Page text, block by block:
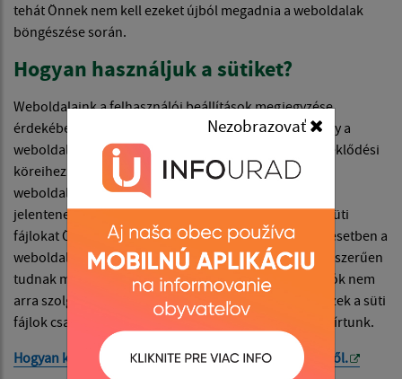
Nezobrazovať
tehát Önnek nem kell ezeket újból megadnia a weboldalak
böngészése során.
Hogyan használjuk a sütiket?
Weboldalaink a felhasználói beállítások megjegyzése
érdekében használják a süti fájlokat, illetve azért, hogy a
weboldalak jobban alkalmazkodjanak a látogató érdeklődési
köreihez. Noha a sütik nem feltétlenül szükségesek a
weboldal működéséhez, magasabb szintű kényelmet
jelentenek a weboldalakra látogatás során. Ezeket a süti
fájlokat Ön eltávolíthatja vagy blokkolhatja, ám ilyen esetben a
weboldal egyes funkciói nem biztos, hogy rendeltetésszerűen
tudnak működni. A süti fájlokra vonatkozó információk nem
arra szolgálnak, hogy az Ön személyét azonosítsák. Ezek a süti
fájlok csak arra a célra használatosak, amelyeket itt leírtunk.
Hogyan kezeli a Google az Ön sütijeit – itt olvashat erről.